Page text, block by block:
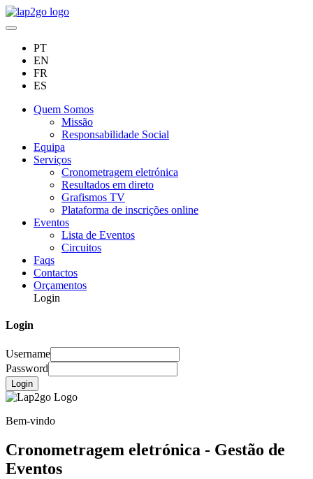
PT
EN
FR
ES
Quem Somos
Missão
Responsabilidade Social
Equipa
Serviços
Cronometragem eletrónica
Resultados em direto
Grafismos TV
Plataforma de inscrições online
Eventos
Lista de Eventos
Circuitos
Faqs
Contactos
Orçamentos
Login
Login
Username
Password
Login
Bem-vindo
Cronometragem eletrónica - Gestão de
Eventos